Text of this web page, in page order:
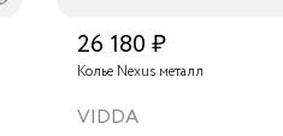
26 180 ₽
Колье Nexus металл
VIDDA